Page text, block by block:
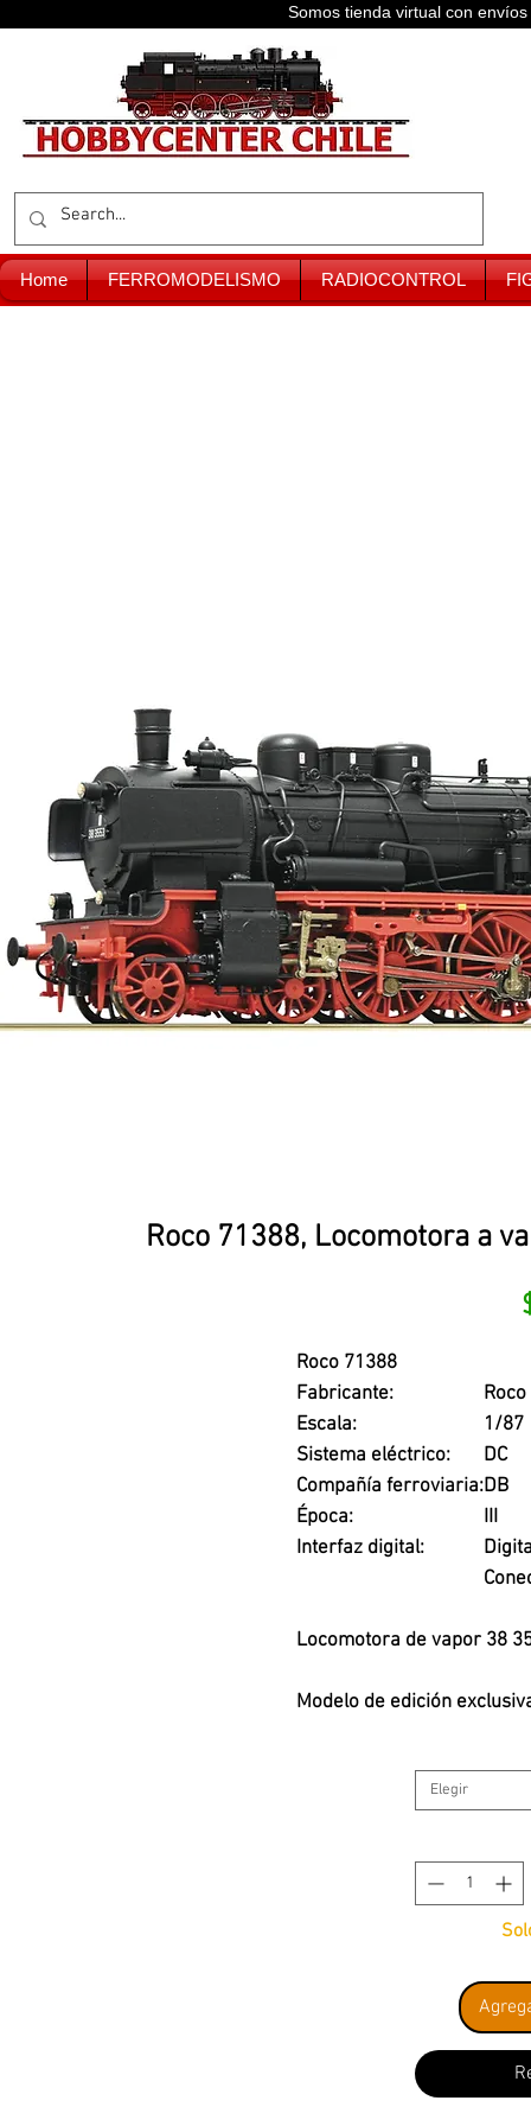
Somos tienda virtual con
Home FERROMODELISMO RADIOCONTROL
Roco 71388, Locomotora a
Roco 71388
Fabricante:
Roco
Escala:
1/87
Sistema eléctrico:
DC
Compañía ferroviaria:DB
Época:
III
Interfaz digital:
Locomotora de vapor 38
Modelo de edición
■ Modelo finamente
arenero y cúpula de vapor
■ Ruedas con radios finos
■ Versión con ténder
■ Dos luces traseras solo
■ Con iluminación de la
■ Con auténtico vapor
Elegir